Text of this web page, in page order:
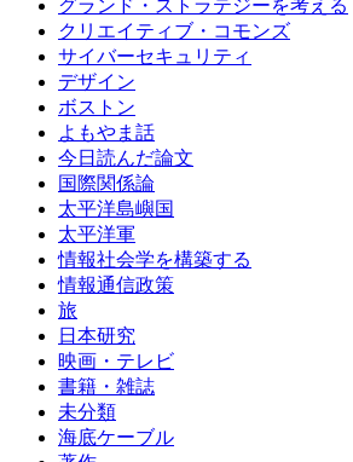
グランド・ストラテジーを考える
クリエイティブ・コモンズ
サイバーセキュリティ
デザイン
ボストン
よもやま話
今日読んだ論文
国際関係論
太平洋島嶼国
太平洋軍
情報社会学を構築する
情報通信政策
旅
日本研究
映画・テレビ
書籍・雑誌
未分類
海底ケーブル